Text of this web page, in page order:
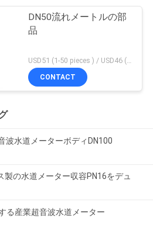
DN50流れメートルの部
品
CONTACT
波水道メーターボディDN100
製の水道メーター収容PN16をデュ
る産業超音波水道メーター